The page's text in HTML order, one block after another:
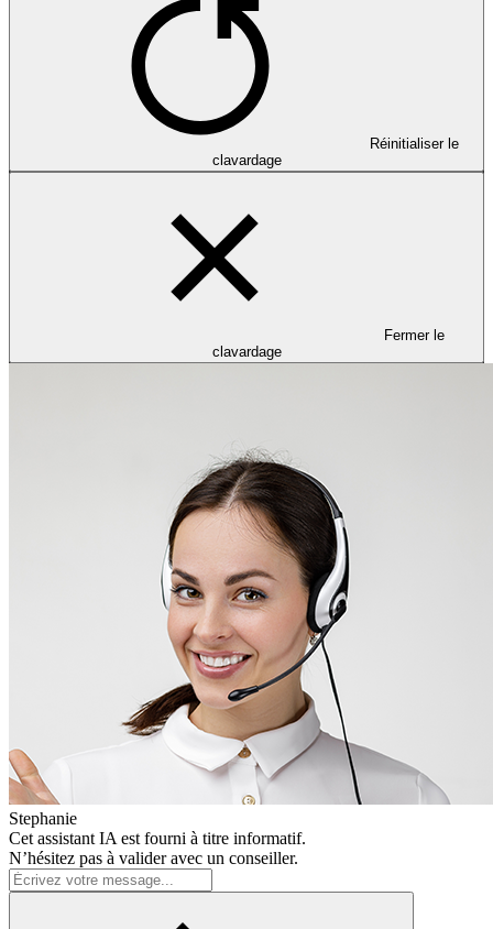
Réinitialiser le
clavardage
Fermer le
clavardage
Stephanie
Cet assistant IA est fourni à titre informatif.
N’hésitez pas à valider avec un conseiller.